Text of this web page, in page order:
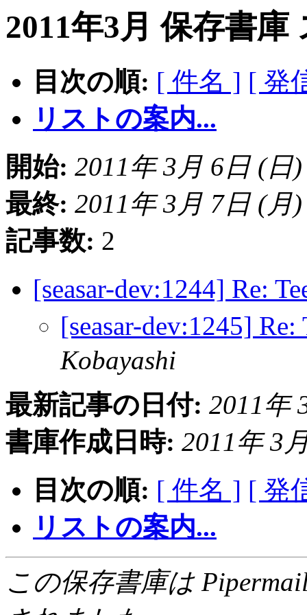
2011年3月 保存書庫
目次の順: [ 件名 ] [ 発
リストの案内...
開始: 2011年 3月 6日 (日
最終: 2011年 3月 7日 (月
記事数: 2
[seasar-dev:1244] Re:
[seasar-dev:1245]
Kobayashi
最新記事の日付: 2011年
書庫作成日時: 2011年 3
目次の順: [ 件名 ] [ 発
リストの案内...
この保存書庫は